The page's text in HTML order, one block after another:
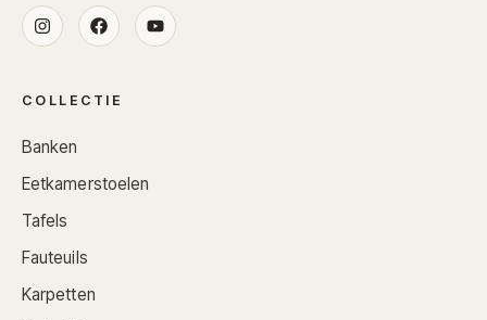
COLLECTIE
Banken
Eetkamerstoelen
Tafels
Fauteuils
Karpetten